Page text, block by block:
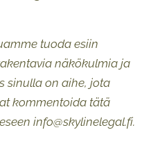
tuoda esiin
näkökulmia ja
sinulla on aihe, jota
kommentoida tätä
info@skylinelegal.fi.